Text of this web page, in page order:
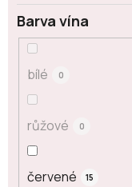
Barva vína
bílé 0
růžové 0
červené 15